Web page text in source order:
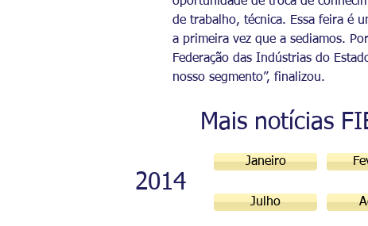
de trabalho, técnica. Essa feira é
a primeira vez que a sediamos.
Federação das Indústrias do
nosso segmento”, finalizou.
Mais notícias
2014
Janeiro
Julho